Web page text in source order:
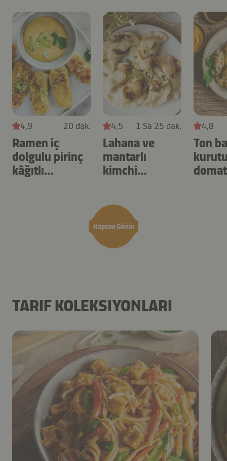
Hepsini Görün
4,9 20 dak.
Ramen iç
dolgulu pirinç
kâğıtlı
4,5 1 Sa 25 dak.
Lahana ve
mantarlı
kimchi
4,8
Ton
TARIF KOLEKSIYONLARI